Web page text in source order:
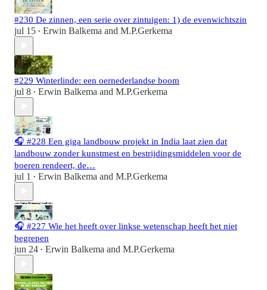
#230 De zinnen, een serie over zintuigen: 1) de evenwichtszin
jul 15 • Erwin Balkema and M.P.Gerkema
#229 Winterlinde: een oernederlandse boom
jul 8 • Erwin Balkema and M.P.Gerkema
🎧 #228 Een giga landbouw projekt in India laat zien dat
landbouw zonder kunstmest en bestrijdingsmiddelen voor de
boeren rendeert, de…
jul 1 • Erwin Balkema and M.P.Gerkema
🎧 #227 Wie het heeft over linkse wetenschap heeft het niet
begrepen
jun 24 • Erwin Balkema and M.P.Gerkema